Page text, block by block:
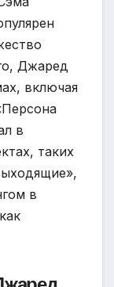
Джаред
включая
в
таких
в